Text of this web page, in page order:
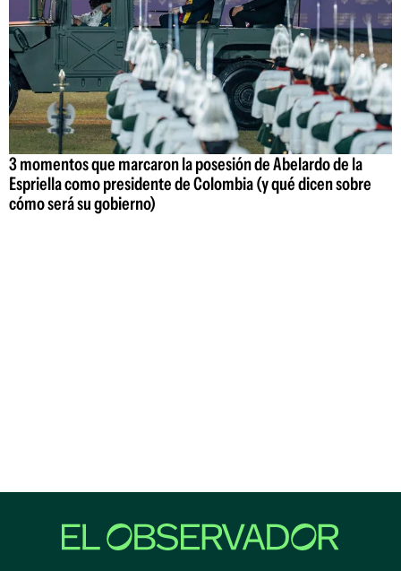
3 momentos que marcaron la posesión de Abelardo de la
Espriella como presidente de Colombia (y qué dicen sobre
cómo será su gobierno)